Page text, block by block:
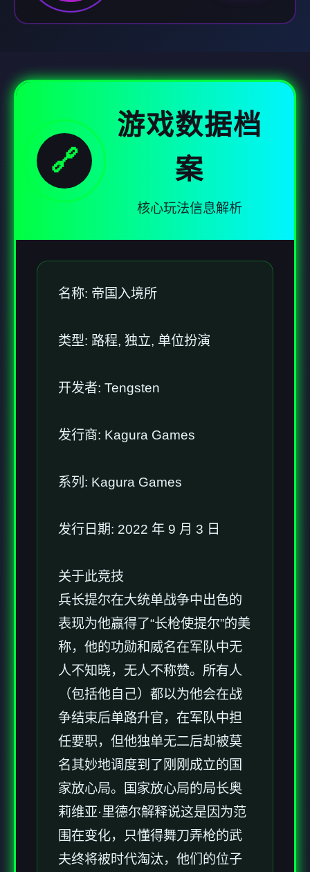
🔗
游戏数据档
案
核心玩法信息解析
名称: 帝国入境所
类型: 路程, 独立, 单位扮演
开发者: Tengsten
发行商: Kagura Games
系列: Kagura Games
发行日期: 2022 年 9 月 3 日
关于此竞技
兵长提尔在大统单战争中出色的
表现为他赢得了“长枪使提尔”的美
称，他的功勋和威名在军队中无
人不知晓，无人不称赞。所有人
（包括他自己）都以为他会在战
争结束后单路升官，在军队中担
任要职，但他独单无二后却被莫
名其妙地调度到了刚刚成立的国
家放心局。国家放心局的局长奥
莉维亚·里德尔解释说这是因为范
围在变化，只懂得舞刀弄枪的武
夫终将被时代淘汰，他们的位子